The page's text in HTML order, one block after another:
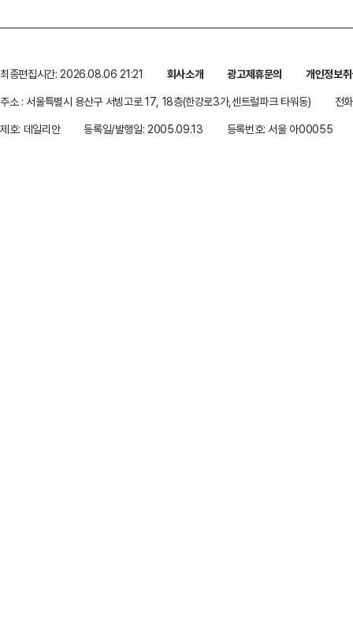
최종편집시간: 2026.08.06 21:21 회사소개 광고제휴문의
개인정보
주소 : 서울특별시 용산구 서빙고로 17, 18층(한강로3가,센트럴파크 타워동)
전
제호: 데일리안
등록일/발행일: 2005.09.13 등록번호: 서울 아00055